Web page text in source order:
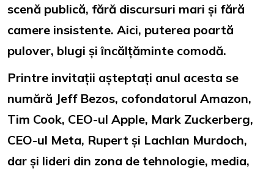
scenă publică, fără discursuri mari și fără
camere insistente. Aici, puterea poartă
pulover, blugi și încălțăminte comodă.
Printre invitații așteptați anul acesta se
numără Jeff Bezos, cofondatorul Amazon,
Tim Cook, CEO-ul Apple, Mark Zuckerberg,
CEO-ul Meta, Rupert și Lachlan Murdoch,
dar și lideri din zona de tehnologie, media,